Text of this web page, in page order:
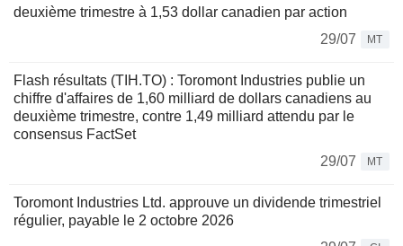
deuxième trimestre à 1,53 dollar canadien par action
29/07
MT
Flash résultats (TIH.TO) : Toromont Industries publie un
chiffre d'affaires de 1,60 milliard de dollars canadiens au
deuxième trimestre, contre 1,49 milliard attendu par le
consensus FactSet
29/07
MT
Toromont Industries Ltd. approuve un dividende trimestriel
régulier, payable le 2 octobre 2026